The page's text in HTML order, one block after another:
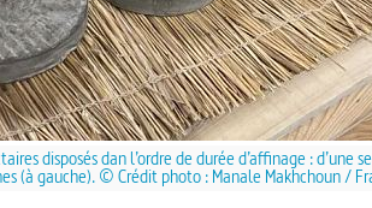
disposés dan l’ordre de durée d’affinage : d’une
(à gauche). © Crédit photo : Manale Makhchoun /